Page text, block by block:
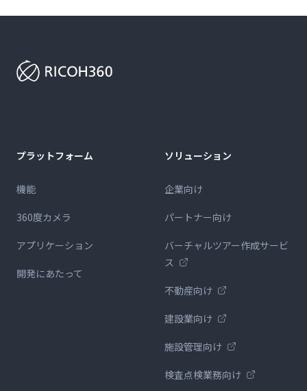
プラットフォーム
機能
360度カメラ
アプリケーション
開発にあたって
ソリューション
企業向け
パートナー向け
バーチャルツアー作成サービ
ス
不動産向け
建設業向け
施設管理向け
検査点検業務向け